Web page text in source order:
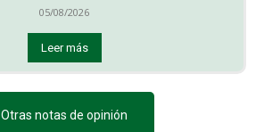
05/08/2026
Leer más
Otras notas de opinión